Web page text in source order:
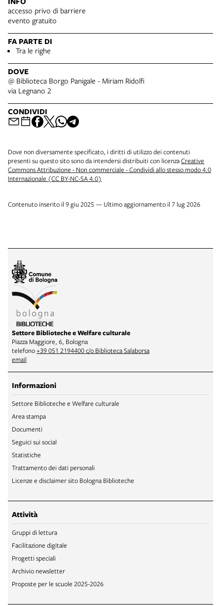
accesso privo di barriere
evento gratuito
FA PARTE DI
Tra le righe
DOVE
@ Biblioteca Borgo Panigale - Miriam Ridolfi
via Legnano 2
CONDIVIDI
Dove non diversamente specificato, i diritti di utilizzo dei contenuti
presenti su questo sito sono da intendersi distribuiti con licenzaCreative
Commons Attribuzione - Non commerciale - Condividi allo stesso modo 4.0
Internazionale (CC BY-NC-SA 4.0)
Contenuto inserito il 9 giu 2025 — Ultimo aggiornamento il 7 lug 2026
Settore Biblioteche e Welfare culturale
Piazza Maggiore, 6, Bologna
telefono+39 051 2194400 c/o Biblioteca Salaborsa
email
Informazioni
Settore Biblioteche e Welfare culturale
Area stampa
Documenti
Seguici sui social
Statistiche
Trattamento dei dati personali
Licenze e disclaimer sito Bologna Biblioteche
Attività
Gruppi di lettura
Facilitazione digitale
Progetti speciali
Archivio newsletter
Proposte per le scuole 2025-2026